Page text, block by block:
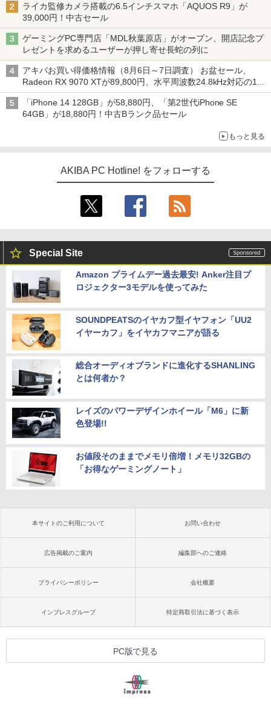
ライカ監修カメラ搭載の6.5インチスマホ「AQUOS R9」が
39,000円！中古セール
ゲーミングPC専門店「MDL秋葉原店」がオープン、開店記念プ
レゼントを求めるユーザーが押し寄せ長蛇の列に
アキバお買い得価格情報（8月6日～7日調査） お盆セール、
Radeon RX 9070 XTが89,800円、水平周波数24.8kHz対応の17
型モニターが9,801円、暑さ指数連動セール ほか
「iPhone 14 128GB」が58,880円、「第2世代iPhone SE
64GB」が18,880円！中古Bランク品セール
もっと見る
AKIBA PC Hotline! をフォローする
Special Site
Amazon プライムデー過去最安! Anker注目プ
ロジェクター3モデルを使ってみた
SOUNDPEATSのイヤカフ型イヤフォン「UU2
イヤーカフ」をイヤカフマニアが語る
総合オーディオブランドに進化するSHANLING
とは何者か？
レイズのパワーデザインホイール「M6」に新
色登場!!
お値段そのままでメモリ倍増！メモリ32GBの
「お得なゲーミングノート」
本サイトのご利用について お問い合わせ
広告掲載のご案内 編集部へのご連絡
プライバシーポリシー 会社概要
インプレスグループ 特定商取引法に基づく表示
PC版で見る